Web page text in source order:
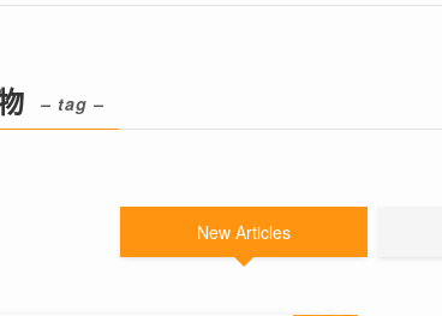
– tag –
New Articles